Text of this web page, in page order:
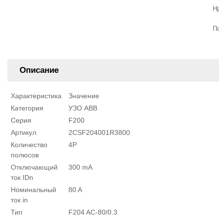
Описание
Характеристика
Значение
Категория
УЗО ABB
Серия
F200
Артикул
2CSF204001R3800
Количество
полюсов
4P
Отключающий
ток IDn
300 mA
Номинальный
ток in
80 A
Тип
F204 AС-80/0.3